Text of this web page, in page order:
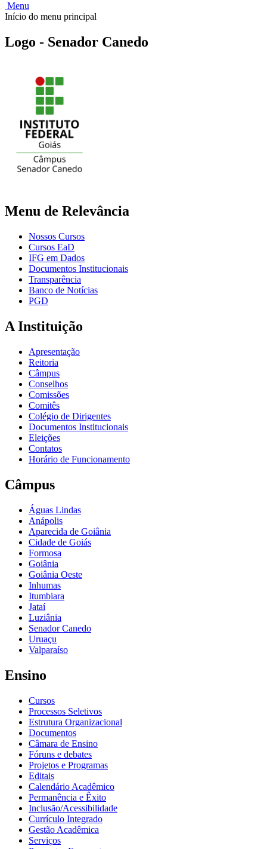
Menu
Início do menu principal
Logo - Senador Canedo
Menu de Relevância
Nossos Cursos
Cursos EaD
IFG em Dados
Documentos Institucionais
Transparência
Banco de Notícias
PGD
A Instituição
Apresentação
Reitoria
Câmpus
Conselhos
Comissões
Comitês
Colégio de Dirigentes
Documentos Institucionais
Eleições
Contatos
Horário de Funcionamento
Câmpus
Águas Lindas
Anápolis
Aparecida de Goiânia
Cidade de Goiás
Formosa
Goiânia
Goiânia Oeste
Inhumas
Itumbiara
Jataí
Luziânia
Senador Canedo
Uruaçu
Valparaíso
Ensino
Cursos
Processos Seletivos
Estrutura Organizacional
Documentos
Câmara de Ensino
Fóruns e debates
Projetos e Programas
Editais
Calendário Acadêmico
Permanência e Êxito
Inclusão/Acessibilidade
Currículo Integrado
Gestão Acadêmica
Serviços